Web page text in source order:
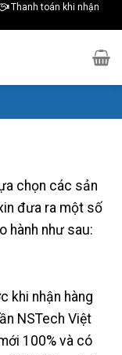
Thanh toán khi nhận
chọn các sản
đưa ra một số
hành như sau:
khi nhận hàng
NSTech Việt
100% và có